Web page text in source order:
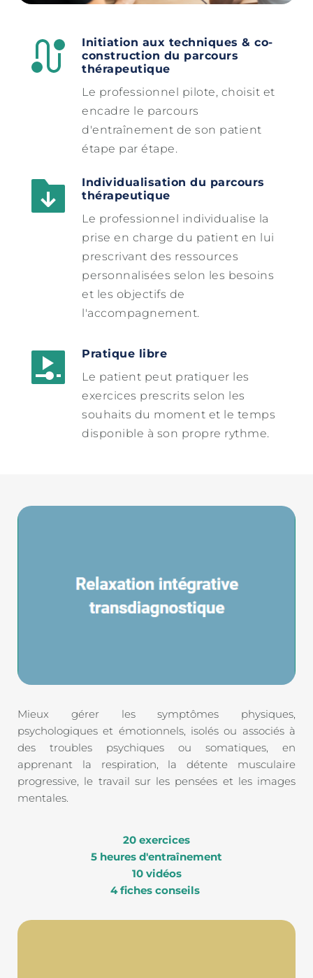
Initiation aux techniques & co-
construction du parcours
thérapeutique
Le professionnel pilote, choisit et
encadre le parcours
d'entraînement de son patient
étape par étape.
Individualisation du parcours
thérapeutique
Le professionnel individualise la
prise en charge du patient en lui
prescrivant des ressources
personnalisées selon les besoins
et les objectifs de
l'accompagnement.
Pratique libre
Le patient peut pratiquer les
exercices prescrits selon les
souhaits du moment et le temps
disponible à son propre rythme.
Mieux gérer les symptômes physiques,
psychologiques et émotionnels, isolés ou associés à
des troubles psychiques ou somatiques, en
apprenant la respiration, la détente musculaire
progressive, le travail sur les pensées et les images
mentales.
20 exercices
5 heures d'entraînement
10 vidéos
4 fiches conseils